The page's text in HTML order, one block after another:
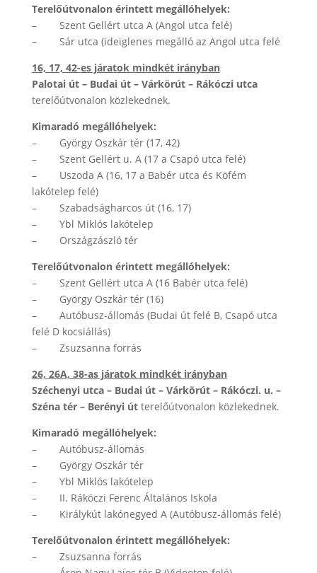
Terelőútvonalon érintett megállóhelyek:
– Szent Gellért utca A (Angol utca felé)
– Sár utca (ideiglenes megálló az Angol utca felé
16, 17, 42-es járatok mindkét irányban
Palotai út – Budai út – Várkörút – Rákóczi utca
terelőútvonalon közlekednek.
Kimaradó megállóhelyek:
– György Oszkár tér (17, 42)
– Szent Gellért u. A (17 a Csapó utca felé)
– Uszoda A (16, 17 a Babér utca és Köfém
lakótelep felé)
– Szabadságharcos út (16, 17)
– Ybl Miklós lakótelep
– Országzászló tér
Terelőútvonalon érintett megállóhelyek:
– Szent Gellért utca A (16 Babér utca felé)
– György Oszkár tér (16)
– Autóbusz-állomás (Budai út felé B, Csapó utca
felé D kocsiállás)
– Zsuzsanna forrás
26, 26A, 38-as járatok mindkét irányban
Széchenyi utca – Budai út – Várkörút – Rákóczi. u. –
Széna tér – Berényi út terelőútvonalon közlekednek.
Kimaradó megállóhelyek:
– Autóbusz-állomás
– György Oszkár tér
– Ybl Miklós lakótelep
– II. Rákóczi Ferenc Általános Iskola
– Királykút lakónegyed A (Autóbusz-állomás felé)
Terelőútvonalon érintett megállóhelyek:
– Zsuzsanna forrás